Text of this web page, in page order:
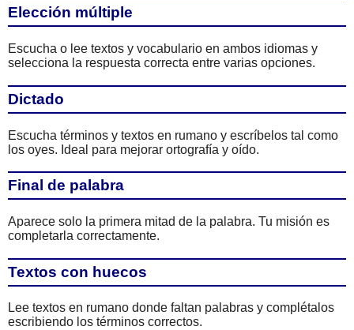
Elección múltiple
Escucha o lee textos y vocabulario en ambos idiomas y
selecciona la respuesta correcta entre varias opciones.
Dictado
Escucha términos y textos en rumano y escríbelos tal como
los oyes. Ideal para mejorar ortografía y oído.
Final de palabra
Aparece solo la primera mitad de la palabra. Tu misión es
completarla correctamente.
Textos con huecos
Lee textos en rumano donde faltan palabras y complétalos
escribiendo los términos correctos.